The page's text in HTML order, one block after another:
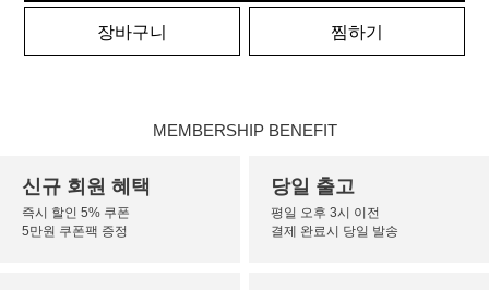
장바구니 찜하기
MEMBERSHIP BENEFIT
신규 회원 혜택
즉시 할인 5% 쿠폰
5만원 쿠폰팩 증정
당일 출고
평일 오후 3시 이전
결제 완료시 당일 발송